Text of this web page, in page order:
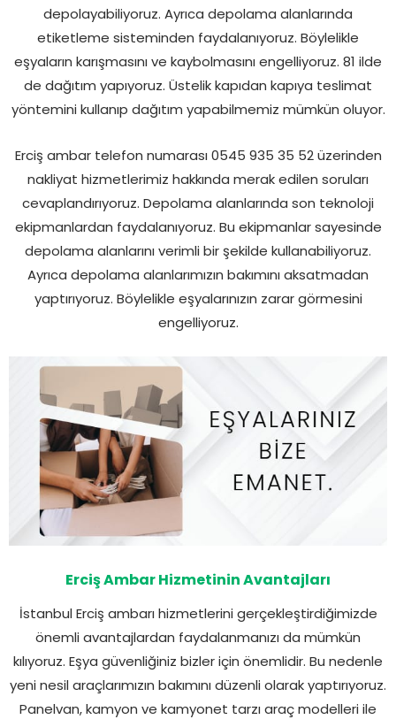
depolayabiliyoruz. Ayrıca depolama alanlarında
etiketleme sisteminden faydalanıyoruz. Böylelikle
eşyaların karışmasını ve kaybolmasını engelliyoruz. 81 ilde
de dağıtım yapıyoruz. Üstelik kapıdan kapıya teslimat
yöntemini kullanıp dağıtım yapabilmemiz mümkün oluyor.
Erciş ambar telefon numarası 0545 935 35 52 üzerinden
nakliyat hizmetlerimiz hakkında merak edilen soruları
cevaplandırıyoruz. Depolama alanlarında son teknoloji
ekipmanlardan faydalanıyoruz. Bu ekipmanlar sayesinde
depolama alanlarını verimli bir şekilde kullanabiliyoruz.
Ayrıca depolama alanlarımızın bakımını aksatmadan
yaptırıyoruz. Böylelikle eşyalarınızın zarar görmesini
engelliyoruz.
Erciş Ambar Hizmetinin Avantajları
İstanbul Erciş ambarı hizmetlerini gerçekleştirdiğimizde
önemli avantajlardan faydalanmanızı da mümkün
kılıyoruz. Eşya güvenliğiniz bizler için önemlidir. Bu nedenle
yeni nesil araçlarımızın bakımını düzenli olarak yaptırıyoruz.
Panelvan, kamyon ve kamyonet tarzı araç modelleri ile